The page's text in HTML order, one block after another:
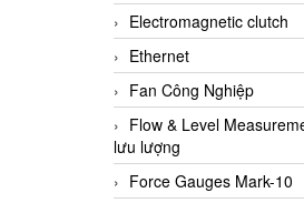
Electromagnetic clutch
Ethernet
Fan Công Nghiệp
Flow & Level
lưu lượng
Force Gauges Mark-10